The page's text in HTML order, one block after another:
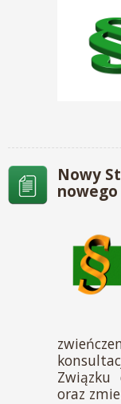
Nowy
nowego
Związku
oraz